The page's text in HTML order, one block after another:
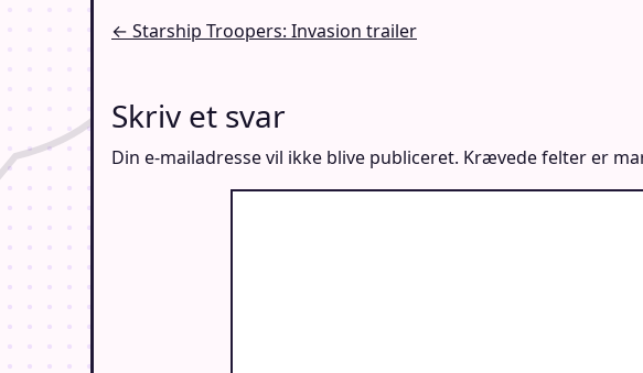
Indlægsnavigation
← Starship Troopers: Invasion trailer
Skriv et svar
Din e-mailadresse vil ikke blive publiceret. Krævede felter er